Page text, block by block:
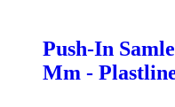
Push-In
Mm -